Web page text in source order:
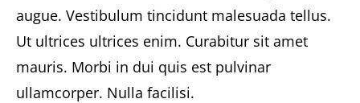
augue. Vestibulum tincidunt malesuada tellus.
Ut ultrices ultrices enim. Curabitur sit amet
mauris. Morbi in dui quis est pulvinar
ullamcorper. Nulla facilisi.